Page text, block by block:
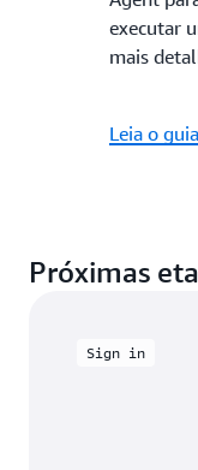
executar
mais
Leia o
Próximas
Sign in